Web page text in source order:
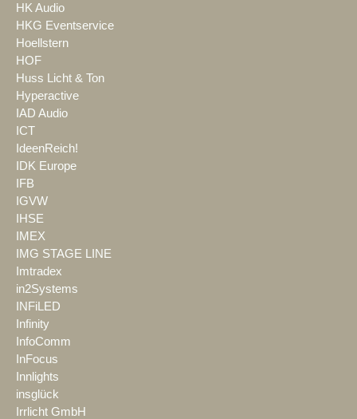
HK Audio
HKG Eventservice
Hoellstern
HOF
Huss Licht & Ton
Hyperactive
IAD Audio
ICT
IdeenReich!
IDK Europe
IFB
IGVW
IHSE
IMEX
IMG STAGE LINE
Imtradex
in2Systems
INFiLED
Infinity
InfoComm
InFocus
Innlights
insglück
Irrlicht GmbH